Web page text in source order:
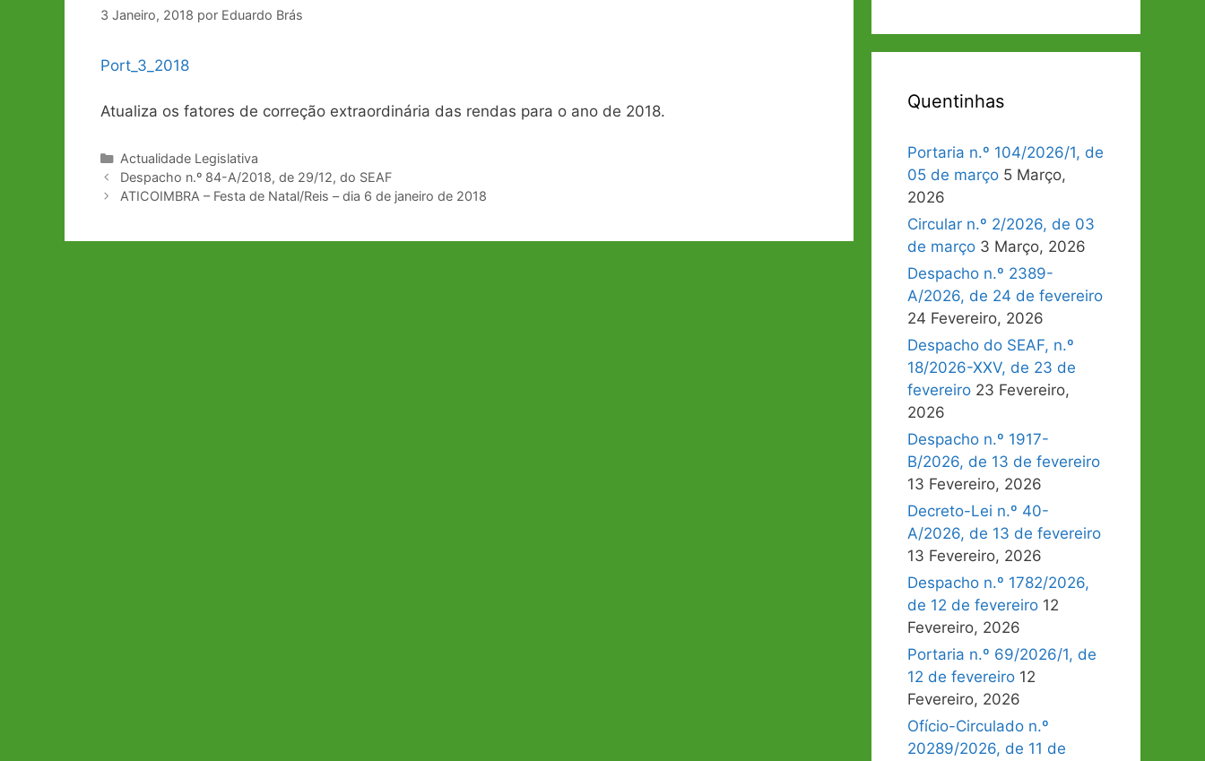
3 Janeiro, 2018 por Eduardo Brás
Port_3_2018
Atualiza os fatores de correção extraordinária das rendas para o ano de 2018.
Categorias
Actualidade Legislativa
Navegação
de
Despacho n.º 84-A/2018, de 29/12, do SEAF
ATICOIMBRA – Festa de Natal/Reis – dia 6 de janeiro de 2018
Quentinhas
Portaria n.º 104/2026/1, de
05 de março 5 Março,
2026
Circular n.º 2/2026, de 03
de março 3 Março, 2026
Despacho n.º 2389-
A/2026, de 24 de fevereiro
24 Fevereiro, 2026
Despacho do SEAF, n.º
18/2026-XXV, de 23 de
fevereiro 23 Fevereiro,
2026
Despacho n.º 1917-
B/2026, de 13 de fevereiro
13 Fevereiro, 2026
Decreto-Lei n.º 40-
A/2026, de 13 de fevereiro
13 Fevereiro, 2026
Despacho n.º 1782/2026,
de 12 de fevereiro 12
Fevereiro, 2026
Portaria n.º 69/2026/1, de
12 de fevereiro 12
Fevereiro, 2026
Ofício-Circulado n.º
20289/2026, de 11 de